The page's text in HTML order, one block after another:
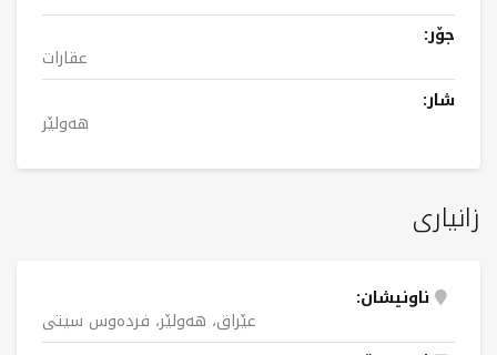
جۆر:
عقارات
شار:
هەولێر
زانیاری
ناونیشان:
عێراق، هەولێر، فردەوس سیتی